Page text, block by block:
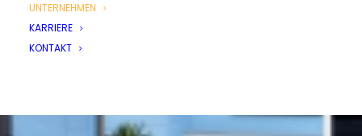
UNTERNEHMEN
KARRIERE
KONTAKT